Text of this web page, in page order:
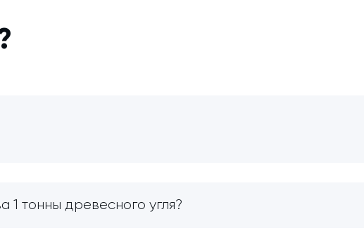
1 тонны древесного угля?